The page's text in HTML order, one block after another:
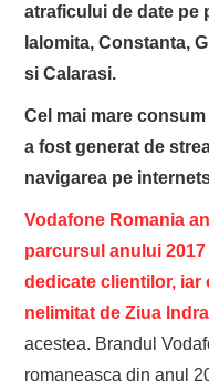
atraficului de date pe
Ialomita, Constanta,
si Calarasi.
Cel mai mare
a fost generat de
navigarea pe
Vodafone Romania
parcursul anului
dedicate clientilor, iar
nelimitat de Ziua
acestea. Brandul
romaneasca din anul